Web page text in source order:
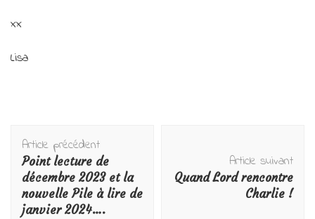
xx
Lisa
Navigation
d'article
Article précédent
Point lecture de
décembre 2023 et la
nouvelle Pile à lire de
janvier 2024….
Article suivant
Quand Lord rencontre
Charlie !